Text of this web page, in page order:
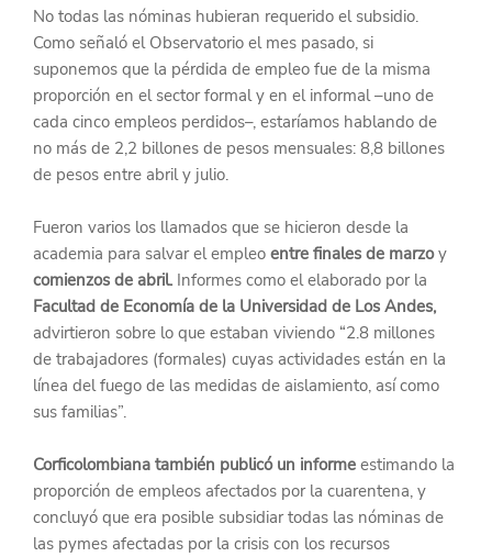
No todas las nóminas hubieran requerido el subsidio.
Como señaló el Observatorio el mes pasado, si
suponemos que la pérdida de empleo fue de la misma
proporción en el sector formal y en el informal –uno de
cada cinco empleos perdidos–, estaríamos hablando de
no más de 2,2 billones de pesos mensuales: 8,8 billones
de pesos entre abril y julio.
Fueron varios los llamados que se hicieron desde la
academia para salvar el empleo entre finales de marzo y
comienzos de abril. Informes como el elaborado por la
Facultad de Economía de la Universidad de Los Andes,
advirtieron sobre lo que estaban viviendo “2.8 millones
de trabajadores (formales) cuyas actividades están en la
línea del fuego de las medidas de aislamiento, así como
sus familias”.
Corficolombiana también publicó un informe estimando la
proporción de empleos afectados por la cuarentena, y
concluyó que era posible subsidiar todas las nóminas de
las pymes afectadas por la crisis con los recursos